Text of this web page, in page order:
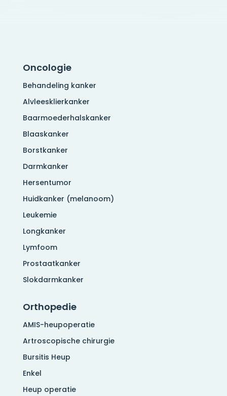
Oncologie
Behandeling kanker
Alvleesklierkanker
Baarmoederhalskanker
Blaaskanker
Borstkanker
Darmkanker
Hersentumor
Huidkanker (melanoom)
Leukemie
Longkanker
Lymfoom
Prostaatkanker
Slokdarmkanker
Orthopedie
AMIS-heupoperatie
Artroscopische chirurgie
Bursitis Heup
Enkel
Heup operatie